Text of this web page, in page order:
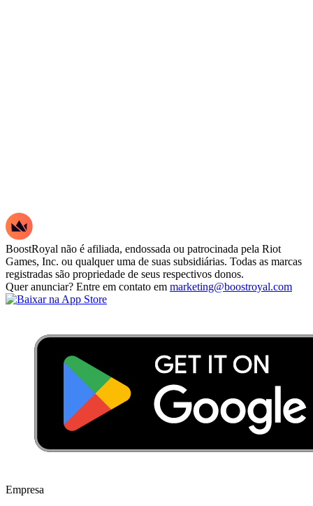
BoostRoyal não é afiliada, endossada ou patrocinada pela Riot
Games, Inc. ou qualquer uma de suas subsidiárias. Todas as marcas
registradas são propriedade de seus respectivos donos.
Quer anunciar? Entre em contato em marketing@boostroyal.com
Empresa